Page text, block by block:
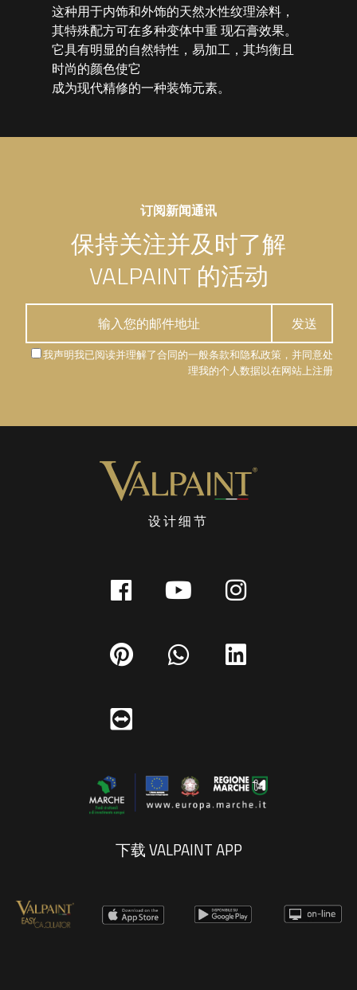
这种用于内饰和外饰的天然水性纹理涂料，
其特殊配方可在多种变体中重 现石膏效果。
它具有明显的自然特性，易加工，其均衡且
时尚的颜色使它
成为现代精修的一种装饰元素。
订阅新闻通讯
保持关注并及时了解
VALPAINT 的活动
我声明我已阅读并理解了合同的一般条款和隐私政策，并同意处
理我的个人数据以在网站上注册
设计细节
下载 VALPAINT APP